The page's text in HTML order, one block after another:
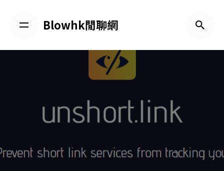
content
Blowhk閒聊網